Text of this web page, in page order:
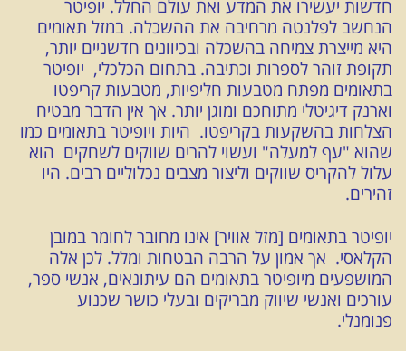
חדשות יעשירו את המדע ואת עולם החלל. יופיטר
הנחשב לפלנטה מרחיבה את ההשכלה. במזל תאומים
היא מייצרת צמיחה בהשכלה ובכיוונים חדשניים יותר,
תקופת זוהר לספרות וכתיבה. בתחום הכלכלי, יופיטר
בתאומים מפתח מטבעות חליפיות, מטבעות קריפטו
וארנק דיגיטלי מתוחכם ומוגן יותר. אך אין הדבר מבטיח
הצלחות בהשקעות בקריפטו. היות ויופיטר בתאומים כמו
שהוא "עף למעלה" ועשוי להרים שווקים לשחקים הוא
עלול להקריס שווקים וליצור מצבים נכלוליים רבים. היו
זהירים.
יופיטר בתאומים [מזל אוויר] אינו מחובר לחומר במובן
הקלאסי. אך אמון על הרבה הבטחות ומלל. לכן אלה
המושפעים מיופיטר בתאומים הם עיתונאים, אנשי ספר,
עורכים ואנשי שיווק מבריקים ובעלי כושר שכנוע
פנומנלי.